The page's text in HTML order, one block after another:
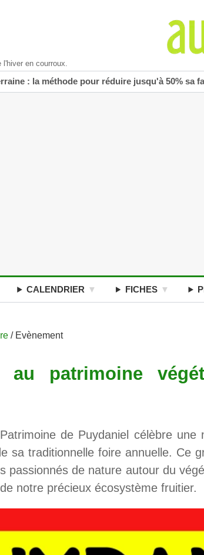
l'hiver en courroux.
: la méthode pour réduire jusqu'à 50% sa
CALENDRIER FICHES
/ Evènement
au patrimoine
de Puydaniel célèbre
sa traditionnelle foire annuelle. Ce
passionnés de nature autour du
notre précieux écosystème fruitier.